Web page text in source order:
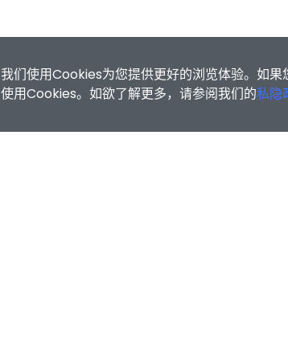
我们使用Cookies为您提供更好的浏览体验。如
使用Cookies。如欲了解更多，请参阅我们的私隐